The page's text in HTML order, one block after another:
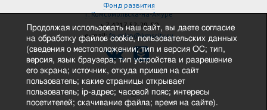
Фонд развития
г. Комсомольска-на-Амуре
+ 7 4217 52-29-50
e-mail:fp-misp@kmscity.ru
—
Продолжая использовать наш сайт, вы даете согласие
на обработку файлов cookie, пользовательских данных
(сведения о местоположении; тип и версия ОС; тип,
версия, язык браузера; тип устройства и разрешение
его экрана; источник, откуда пришел на сайт
пользователь; какие страницы открывает
пользователь; ip-адрес; часовой пояс; интересы
посетителей; скачивание файла; время на сайте).